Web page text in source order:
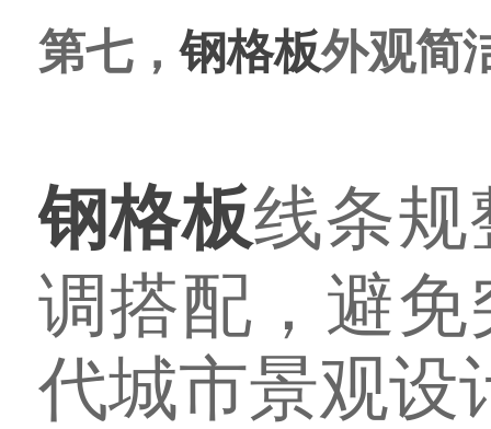
第七，钢格板外观简
钢格板线条规
调搭配，避
代城市景观设